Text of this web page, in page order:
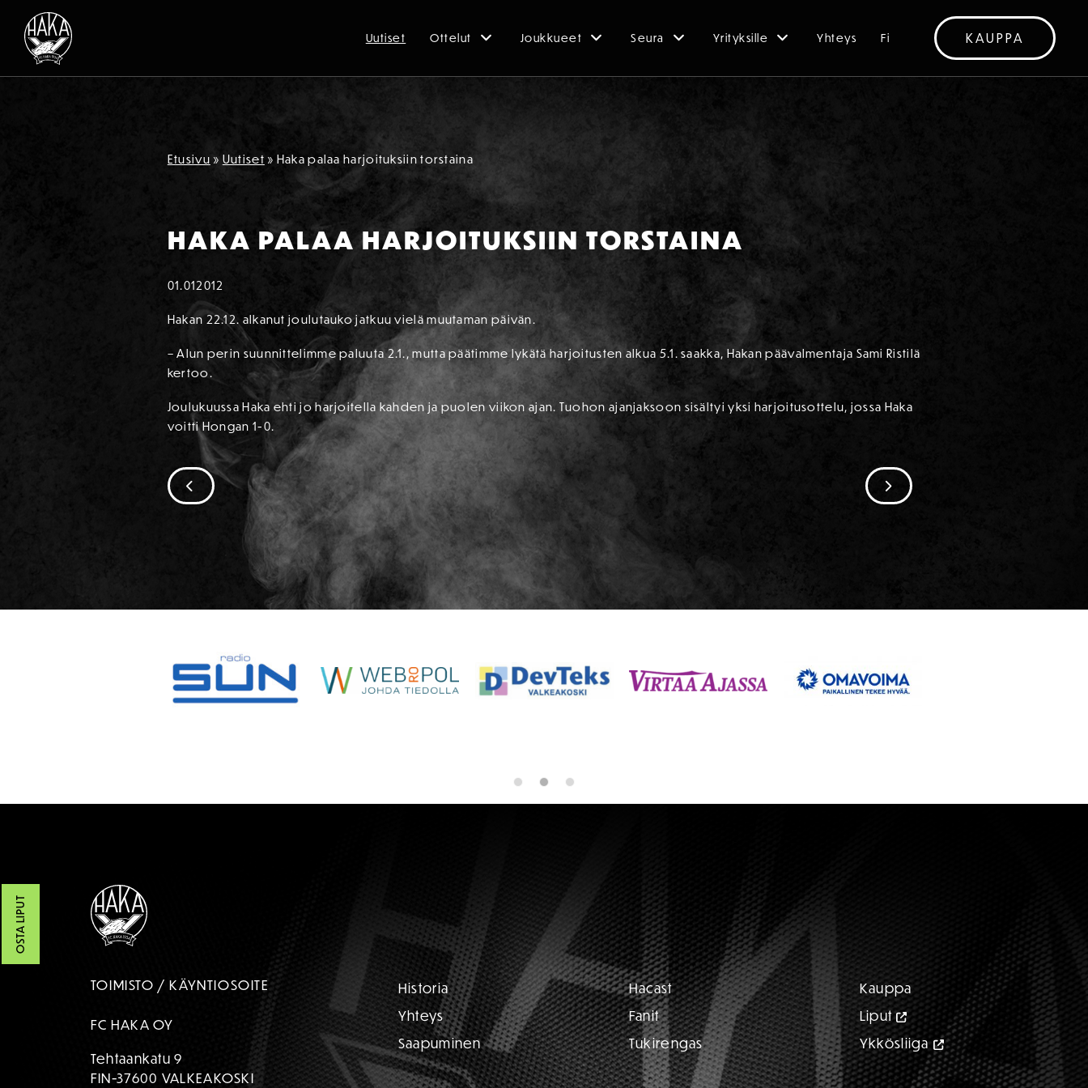
Siirry sisältöön
Uutiset Ottelut Joukkueet Seura Yrityksille Yhteys Fi KAUPPA
Etusivu » Uutiset » Haka palaa harjoituksiin torstaina
HAKA PALAA HARJOITUKSIIN TORSTAINA
01.012012
Hakan 22.12. alkanut joulutauko jatkuu vielä muutaman päivän.
– Alun perin suunnittelimme paluuta 2.1., mutta päätimme lykätä harjoitusten alkua 5.1. saakka, Hakan päävalmentaja Sami Ristilä
kertoo.
Joulukuussa Haka ehti jo harjoitella kahden ja puolen viikon ajan. Tuohon ajanjaksoon sisältyi yksi harjoitusottelu, jossa Haka
voitti Hongan 1-0.
SIIRRY SEURAAVAAN
SIIRRY EDELLISEEN
OSTA LIPUT
TOIMISTO / KÄYNTIOSOITE
FC HAKA OY
Tehtaankatu 9
FIN-37600 VALKEAKOSKI
Historia
Yhteys
Saapuminen
Hacast
Fanit
Tukirengas
Kauppa
Liput
Ykkösliiga